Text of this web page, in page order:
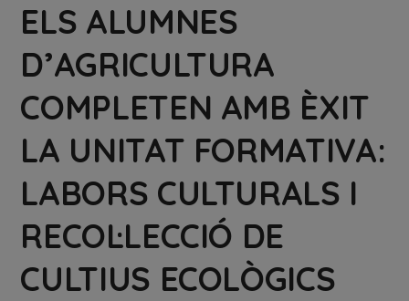
ELS ALUMNES
D’AGRICULTURA
COMPLETEN AMB ÈXIT
LA UNITAT FORMATIVA:
LABORS CULTURALS I
RECOL·LECCIÓ DE
CULTIUS ECOLÒGICS